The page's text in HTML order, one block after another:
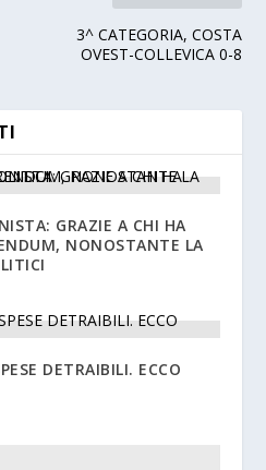
3^ CATEGORIA, COSTA
OVEST-COLLEVICA 0-8
GRAZIE A CHI HA
NONOSTANTE LA
DETRAIBILI. ECCO